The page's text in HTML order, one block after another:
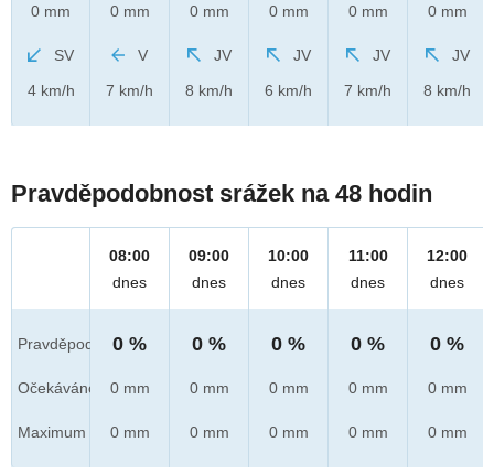
0 mm
SV
4 km/h
0 mm
V
7 km/h
0 mm
JV
8 km/h
0 mm
JV
6 km/h
0 mm
JV
7 km/h
0 mm
JV
8 km/h
Pravděpodobnost srážek na 48 hodin
Pravděpod.
Očekáváno
Maximum
08:00
dnes
0 %
0 mm
0 mm
09:00
dnes
0 %
0 mm
0 mm
10:00
dnes
0 %
0 mm
0 mm
11:00
dnes
0 %
0 mm
0 mm
12:00
dnes
0 %
0 mm
0 mm